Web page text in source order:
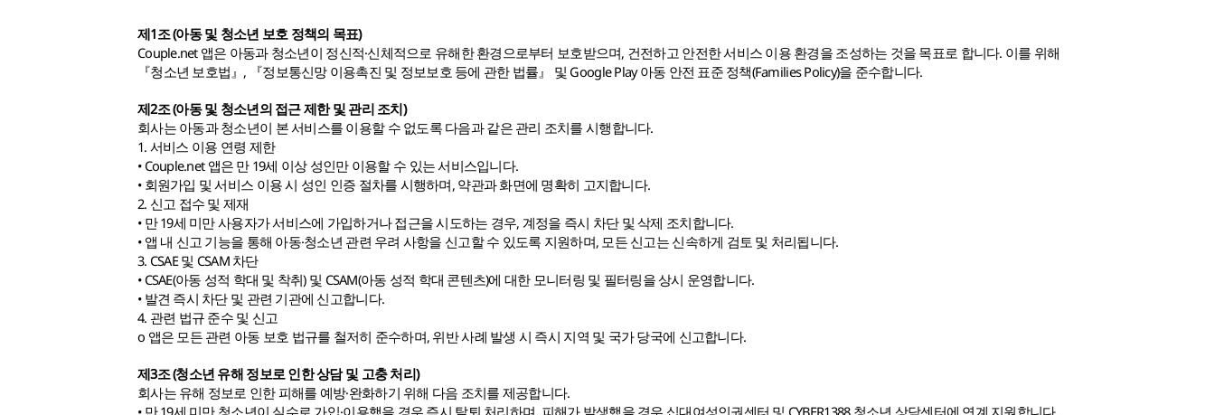
제1조 (아동 및 청소년 보호 정책의 목표)
Couple.net 앱은 아동과 청소년이 정신적·신체적으로 유해한 환경으로부터 보호받으며, 건전하고 안전한 서비스 이용 환경을 조성하는 것을 목표로 합니다. 이를 위해
『청소년 보호법』, 『정보통신망 이용촉진 및 정보보호 등에 관한 법률』 및 Google Play 아동 안전 표준 정책(Families Policy)을 준수합니다.
제2조 (아동 및 청소년의 접근 제한 및 관리 조치)
회사는 아동과 청소년이 본 서비스를 이용할 수 없도록 다음과 같은 관리 조치를 시행합니다.
1. 서비스 이용 연령 제한
• Couple.net 앱은 만 19세 이상 성인만 이용할 수 있는 서비스입니다.
• 회원가입 및 서비스 이용 시 성인 인증 절차를 시행하며, 약관과 화면에 명확히 고지합니다.
2. 신고 접수 및 제재
• 만 19세 미만 사용자가 서비스에 가입하거나 접근을 시도하는 경우, 계정을 즉시 차단 및 삭제 조치합니다.
• 앱 내 신고 기능을 통해 아동·청소년 관련 우려 사항을 신고할 수 있도록 지원하며, 모든 신고는 신속하게 검토 및 처리됩니다.
3. CSAE 및 CSAM 차단
• CSAE(아동 성적 학대 및 착취) 및 CSAM(아동 성적 학대 콘텐츠)에 대한 모니터링 및 필터링을 상시 운영합니다.
• 발견 즉시 차단 및 관련 기관에 신고합니다.
4. 관련 법규 준수 및 신고
o 앱은 모든 관련 아동 보호 법규를 철저히 준수하며, 위반 사례 발생 시 즉시 지역 및 국가 당국에 신고합니다.
제3조 (청소년 유해 정보로 인한 상담 및 고충 처리)
회사는 유해 정보로 인한 피해를 예방·완화하기 위해 다음 조치를 제공합니다.
• 만 19세 미만 청소년이 실수로 가입·이용했을 경우 즉시 탈퇴 처리하며, 피해가 발생했을 경우 십대여성인권센터 및 CYBER1388 청소년 상담센터에 연계 지원합니다.